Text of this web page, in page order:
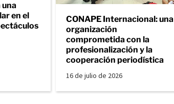
una
en el
CONAPE Internacional: una
organización
comprometida con la
profesionalización y la
cooperación periodística
16 de julio de 2026